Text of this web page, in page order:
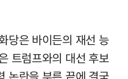
당은 바이든의 재선 능
트럼프와의 대선 후보